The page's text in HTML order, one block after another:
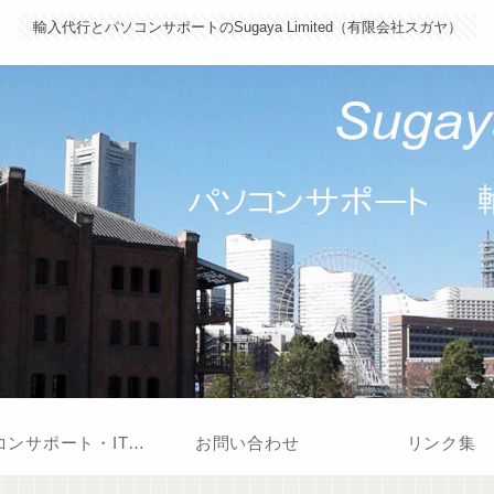
輸入代行とパソコンサポートのSugaya Limited（有限会社スガヤ）
パソコンサポート・IT支援 お問い合わせ リンク集